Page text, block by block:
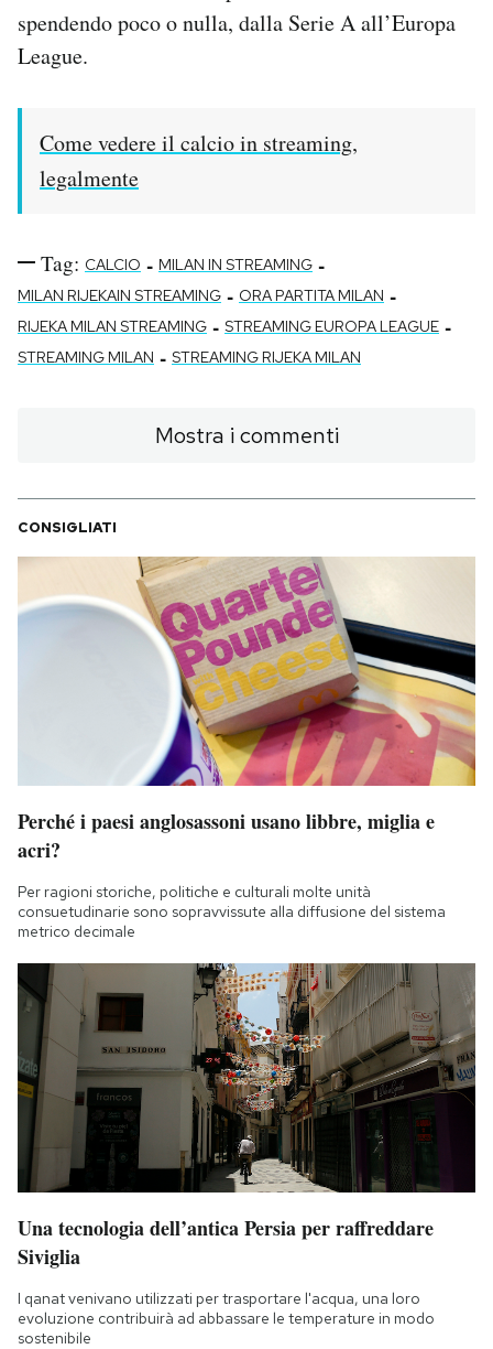
spendendo poco o nulla, dalla Serie A all’Europa
League.
Come vedere il calcio in streaming,
legalmente
Tag: CALCIO - MILAN IN STREAMING -
MILAN RIJEKAIN STREAMING - ORA PARTITA MILAN -
RIJEKA MILAN STREAMING - STREAMING EUROPA LEAGUE -
STREAMING MILAN - STREAMING RIJEKA MILAN
Mostra i commenti
CONSIGLIATI
Perché i paesi anglosassoni usano libbre, miglia e
acri?
Per ragioni storiche, politiche e culturali molte unità
consuetudinarie sono sopravvissute alla diffusione del sistema
metrico decimale
Una tecnologia dell’antica Persia per raffreddare
Siviglia
I qanat venivano utilizzati per trasportare l'acqua, una loro
evoluzione contribuirà ad abbassare le temperature in modo
sostenibile